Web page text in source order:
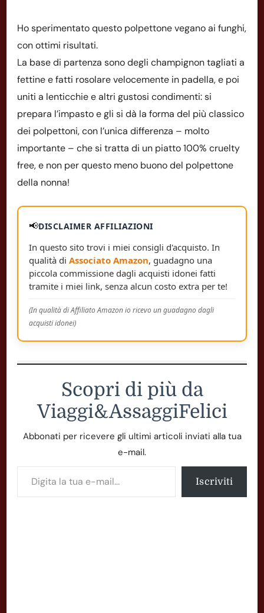
Ho sperimentato questo polpettone vegano ai funghi,
con ottimi risultati.
La base di partenza sono degli champignon tagliati a
fettine e fatti rosolare velocemente in padella, e poi
uniti a lenticchie e altri gustosi condimenti: si
prepara l’impasto e gli si dà la forma del più classico
dei polpettoni, con l’unica differenza – molto
importante – che si tratta di un piatto 100% cruelty
free, e non per questo meno buono del polpettone
della nonna!
📢DISCLAIMER AFFILIAZIONI
In questo sito trovi i miei consigli d'acquisto. In
qualità di Associato Amazon, guadagno una
piccola commissione dagli acquisti idonei fatti
tramite i miei link, senza alcun costo extra per te!
(In qualità di Affiliato Amazon io ricevo un guadagno dagli
acquisti idonei)
Scopri di più da
Viaggi&AssaggiFelici
Abbonati per ricevere gli ultimi articoli inviati alla tua
e-mail.
Iscriviti